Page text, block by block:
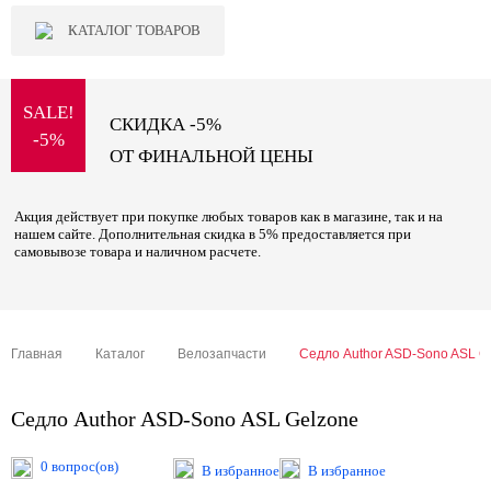
КАТАЛОГ ТОВАРОВ
SALE!
-5%
СКИДКА -5%
ОТ ФИНАЛЬНОЙ ЦЕНЫ
Акция действует при покупке любых товаров как в магазине, так и на
нашем сайте. Дополнительная скидка в 5% предоставляется при
самовывозе товара и наличном расчете.
Главная Каталог Велозапчасти Седло Author ASD-Sono ASL
Седло Author ASD-Sono ASL Gelzone
0 вопрос(ов) В избранное В избранное